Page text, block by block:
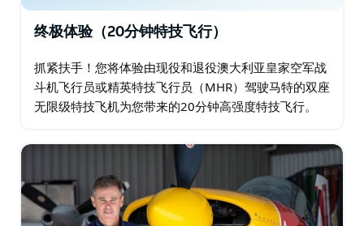
终极体验（20分钟特技飞行）
抓紧扶手！您将体验由现役和退役澳大利亚皇家空军战
斗机飞行员或精英特技飞行员（MHR）驾驶马特的双座
无限级特技飞机为您带来的20分钟高强度特技飞行。
的麦觉理湖和纽卡斯尔海滩…